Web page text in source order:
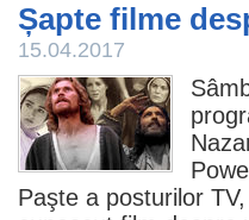
Șapte filme
15.04.2017
Paşte a posturilor